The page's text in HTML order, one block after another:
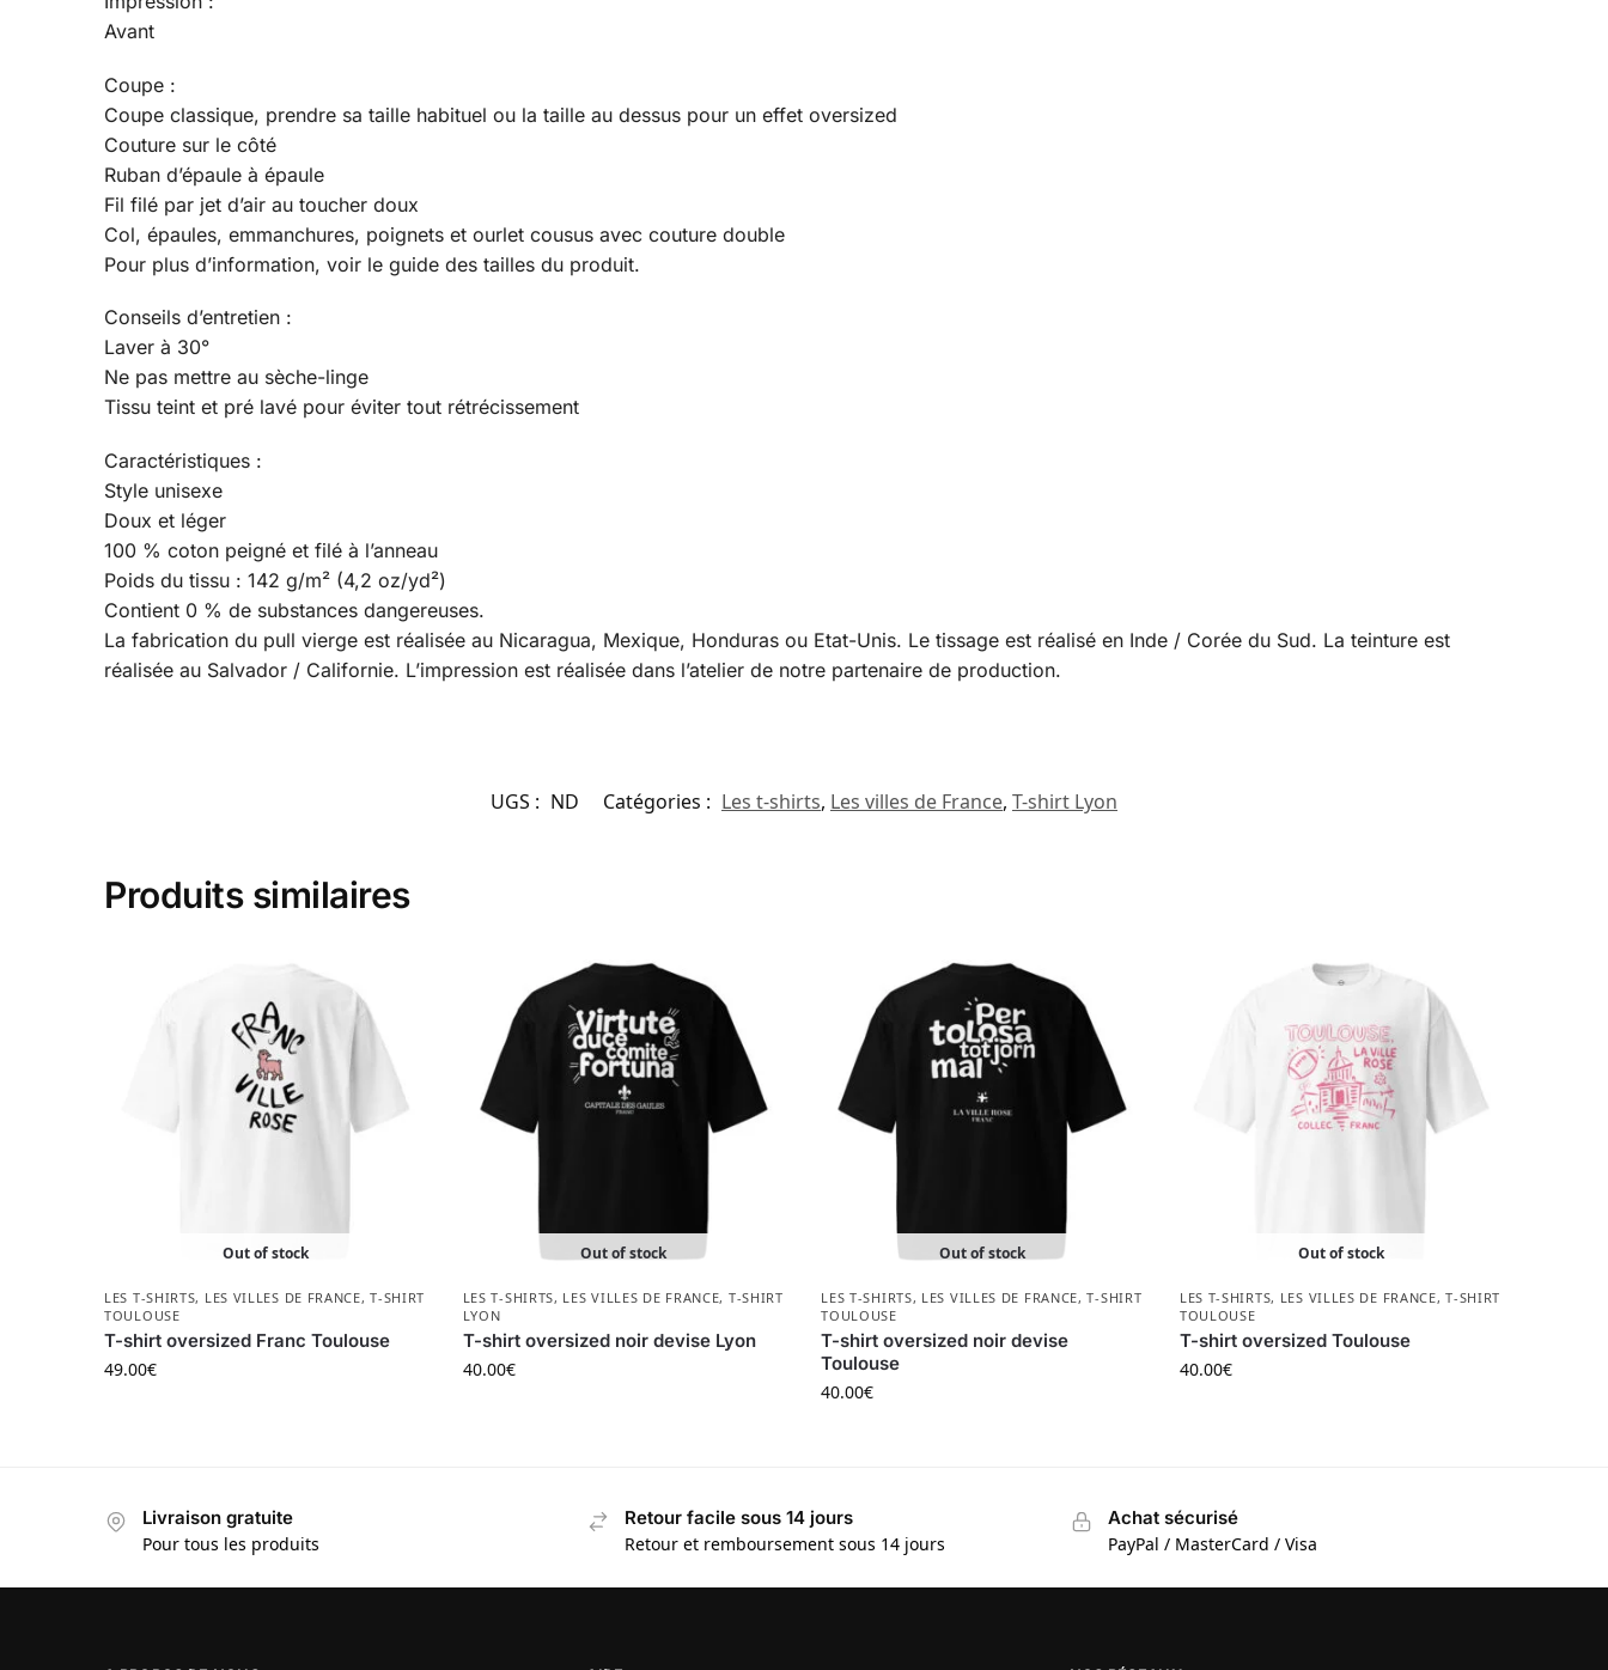
Avant
Coupe :
Coupe classique, prendre sa taille habituel ou la taille au dessus pour un effet oversized
Couture sur le côté
Ruban d’épaule à épaule
Fil filé par jet d’air au toucher doux
Col, épaules, emmanchures, poignets et ourlet cousus avec couture double
Pour plus d’information, voir le guide des tailles du produit.
Conseils d’entretien :
Laver à 30°
Ne pas mettre au sèche-linge
Tissu teint et pré lavé pour éviter tout rétrécissement
Caractéristiques :
Style unisexe
Doux et léger
100 % coton peigné et filé à l’anneau
Poids du tissu : 142 g/m² (4,2 oz/yd²)
Contient 0 % de substances dangereuses.
La fabrication du pull vierge est réalisée au Nicaragua, Mexique, Honduras ou Etat-Unis. Le tissage est réalisé en Inde / Corée du Sud. La teinture est
réalisée au Salvador / Californie. L’impression est réalisée dans l’atelier de notre partenaire de production.
UGS : ND Catégories : Les t-shirts, Les villes de France, T-shirt Lyon
Produits similaires
Out of stock
LES T-SHIRTS, LES VILLES DE FRANCE,T-SHIRT
TOULOUSE
T-shirt oversized Franc Toulouse
49.00€
Out of stock
LES T-SHIRTS, LES VILLES DE FRANCE, T-SHIRT
LYON
T-shirt oversized noir devise Lyon
40.00€
Out of stock
LES T-SHIRTS, LES VILLES DE FRANCE,T-SHIRT
TOULOUSE
T-shirt oversized noir devise
Toulouse
40.00€
Out of stock
LES T-SHIRTS, LES VILLES DE FRANCE,T-SHIRT
TOULOUSE
T-shirt oversized Toulouse
40.00€
Livraison gratuite
Pour tous les produits
Retour facile sous 14 jours
Retour et remboursement sous 14 jours
Achat sécurisé
PayPal / MasterCard / Visa